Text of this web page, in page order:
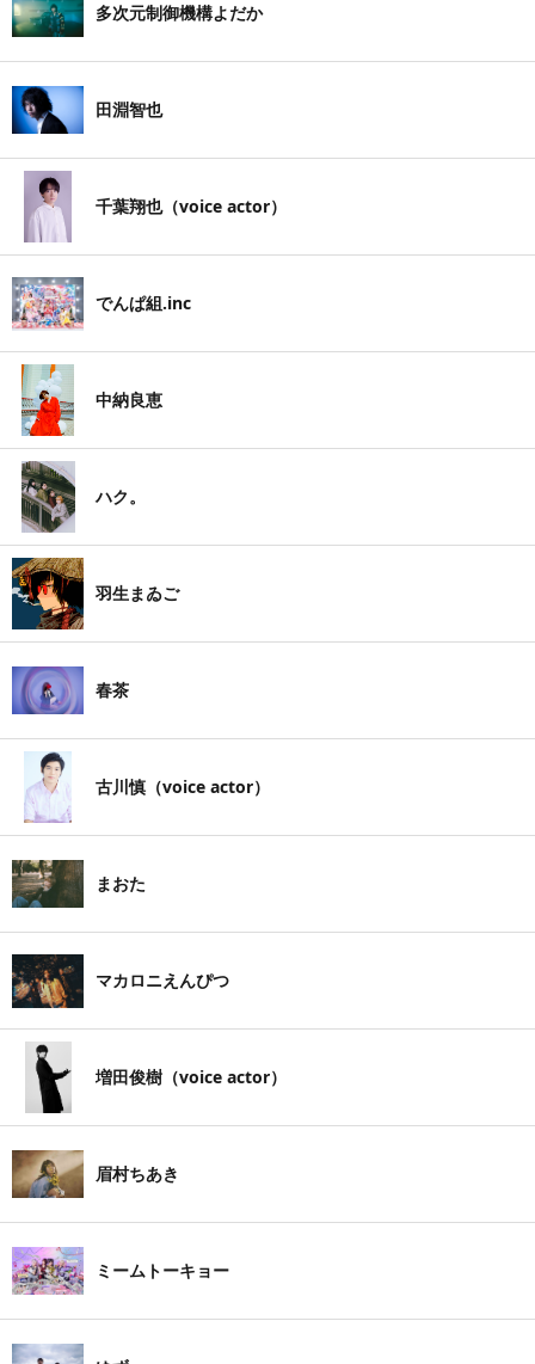
多次元制御機構よだか
田淵智也
千葉翔也（voice actor）
でんぱ組.inc
中納良恵
ハク。
羽生まゐご
春茶
古川慎（voice actor）
まおた
マカロニえんぴつ
増田俊樹（voice actor）
眉村ちあき
ミームトーキョー